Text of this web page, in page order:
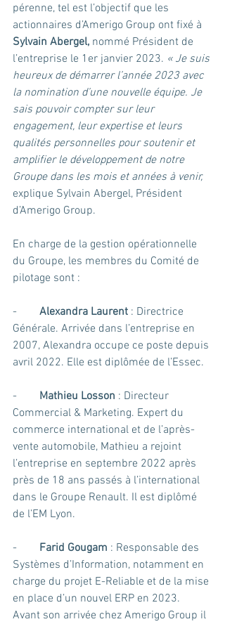
pérenne, tel est l’objectif que les
actionnaires d’Amerigo Group ont fixé à
Sylvain Abergel, nommé Président de
l’entreprise le 1er janvier 2023. « Je suis
heureux de démarrer l’année 2023 avec
la nomination d’une nouvelle équipe. Je
sais pouvoir compter sur leur
engagement, leur expertise et leurs
qualités personnelles pour soutenir et
amplifier le développement de notre
Groupe dans les mois et années à venir,
explique Sylvain Abergel, Président
d’Amerigo Group.
En charge de la gestion opérationnelle
du Groupe, les membres du Comité de
pilotage sont :
- Alexandra Laurent : Directrice
Générale. Arrivée dans l’entreprise en
2007, Alexandra occupe ce poste depuis
avril 2022. Elle est diplômée de l’Essec.
- Mathieu Losson : Directeur
Commercial & Marketing. Expert du
commerce international et de l’après-
vente automobile, Mathieu a rejoint
l’entreprise en septembre 2022 après
près de 18 ans passés à l’international
dans le Groupe Renault. Il est diplômé
de l’EM Lyon.
- Farid Gougam : Responsable des
Systèmes d’Information, notamment en
charge du projet E-Reliable et de la mise
en place d’un nouvel ERP en 2023.
Avant son arrivée chez Amerigo Group il